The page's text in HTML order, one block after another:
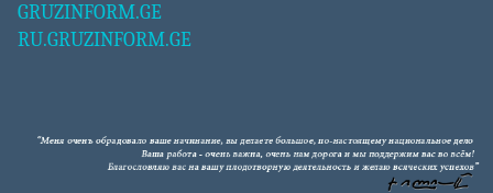
GRUZINFORM.GE
RU.GRUZINFORM.GE